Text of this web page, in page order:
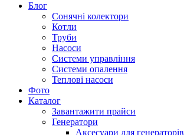
Блог
Сонячні колектори
Котли
Труби
Насоси
Системи управління
Системи опалення
Теплові насоси
Фото
Каталог
Завантажити прайси
Генератори
Аксесуари для генераторів